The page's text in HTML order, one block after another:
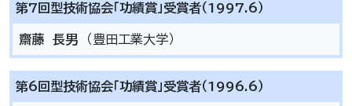
第7回型技術協会「功績賞」受賞者（1997.6）
齋藤 長男 （豊田工業大学）
第6回型技術協会「功績賞」受賞者（1996.6）